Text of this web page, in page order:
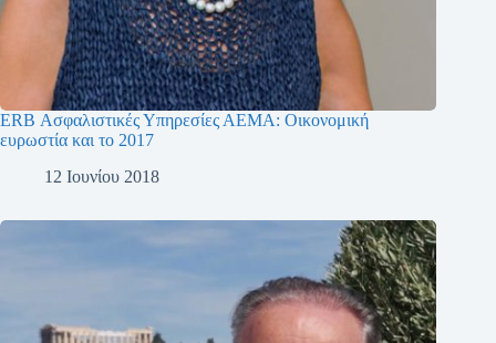
ERB Ασφαλιστικές Υπηρεσίες ΑΕΜΑ: Οικονομική
ευρωστία και το 2017
12 Ιουνίου 2018